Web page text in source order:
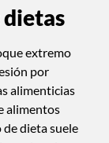
extremo
por
alimenticias
alimentos